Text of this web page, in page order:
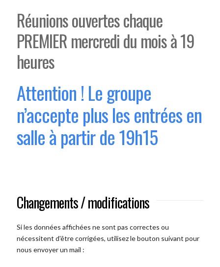
Réunions ouvertes chaque
PREMIER mercredi du mois à 19
heures
Attention ! Le groupe
n’accepte plus les entrées en
salle à partir de 19h15
Changements / modifications
Si les données affichées ne sont pas correctes ou
nécessitent d'être corrigées, utilisez le bouton suivant pour
nous envoyer un mail :